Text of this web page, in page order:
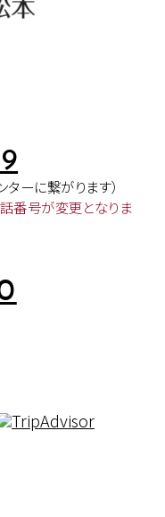
ターに繋がります）
番号が変更となりま